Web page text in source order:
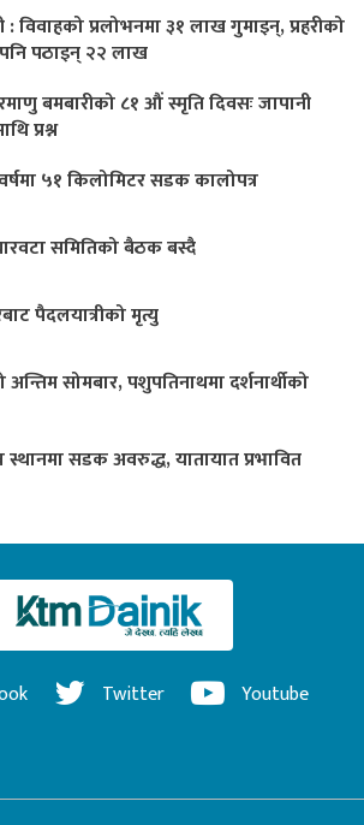
विवाहको प्रलोभनमा ३१ लाख गुमाइन्, प्रहरीको
पठाइन् २२ लाख
बमबारीको ८१ औं स्मृति दिवसः जापानी
प्रश्न
५१ किलोमिटर सडक कालोपत्र
समितिको बैठक बस्दै
पैदलयात्रीको मृत्यु
सोमबार, पशुपतिनाथमा दर्शनार्थीको
स्थानमा सडक अवरुद्ध, यातायात प्रभावित
Twitter Youtube